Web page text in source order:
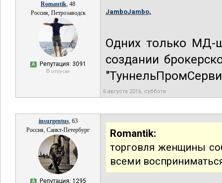
Romantik, 48
Россия, Петрозаводск
А Репутация: 3091
В отпуске
JamboJambo,
Одних только МД-
создании
6 августа 2016, суббота
insurgentus, 63
Россия, Санкт-Петербург
А Репутация: 1295
Romantik:
торговля женщины
всеми